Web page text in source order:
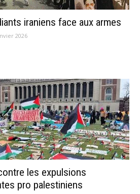
iraniens face aux armes
2026
les expulsions
pro palestiniens